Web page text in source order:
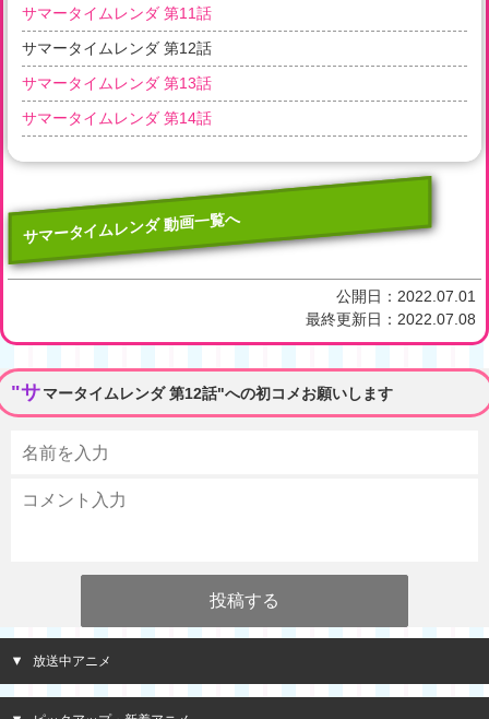
サマータイムレンダ 第11話
サマータイムレンダ 第12話
サマータイムレンダ 第13話
サマータイムレンダ 第14話
サマータイムレンダ 動画一覧へ
公開日： 2022.07.01
最終更新日： 2022.07.08
"サマータイムレンダ 第12話"への初コメお願いします
放送中アニメ